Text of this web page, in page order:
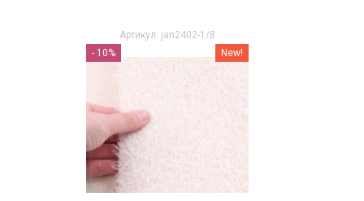
Артикул: jan2402-1/8
- 10%
New!